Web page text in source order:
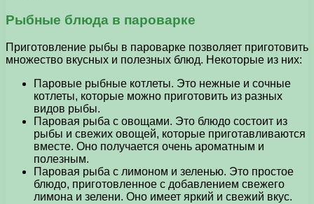
Рыбные блюда в пароварке
Приготовление рыбы в пароварке позволяет приготовить
множество вкусных и полезных блюд. Некоторые из них:
Паровые рыбные котлеты. Это нежные и сочные
котлеты, которые можно приготовить из разных
видов рыбы.
Паровая рыба с овощами. Это блюдо состоит из
рыбы и свежих овощей, которые приготавливаются
вместе. Оно получается очень ароматным и
полезным.
Паровая рыба с лимоном и зеленью. Это простое
блюдо, приготовленное с добавлением свежего
лимона и зелени. Оно имеет яркий и свежий вкус.